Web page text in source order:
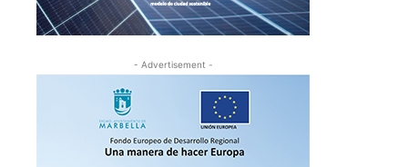
- Advertisement -